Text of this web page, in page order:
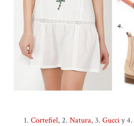
1. Cortefiel, 2. Natura, 3. Gucciy 4.